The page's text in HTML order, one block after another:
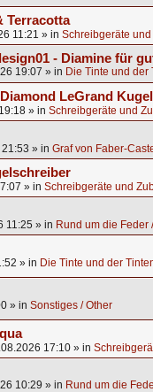
Terracotta
11:21 » in Schreibgeräte
- Diamine für
19:07 » in Die Tinte und der
LeGrand
» in Schreibgeräte und
» in Graf von Faber-
» in Schreibgeräte und
11:25 » in Rund um die
» in Die Tinte und der
» in Sonstiges / Other
17:10 » in
10:29 » in Rund um die